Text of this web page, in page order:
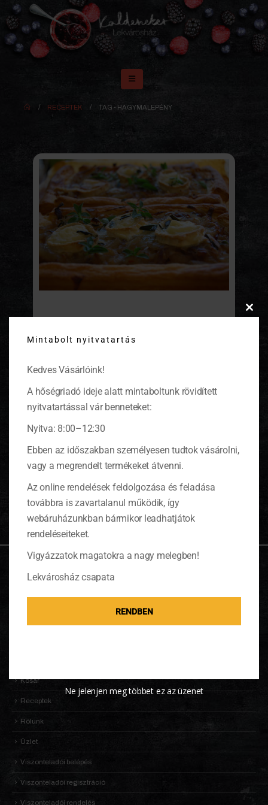
RECEPTEK TAG - HAGYMALEPÉNY
előnyben!
tésztából gyorsan elkészítheted.
KOSÁR
0 ITEMS
Nincsenek termékek a kosárban.
Adatkezelési Tájékoztató
Kosár
Receptek
Rólunk
Üzlet
Viszonteladói belépés
Viszonteladói regisztráció
Viszonteladói rendelés
Mintabolt nyitvatartás
Kedves Vásárlóink!
A hőségriadó ideje alatt mintaboltunk rövidített
nyitvatartással vár benneteket:
Nyitva: 8:00–12:30
Ebben az időszakban személyesen tudtok vásárolni,
vagy a megrendelt termékeket átvenni.
Az online rendelések feldolgozása és feladása
továbbra is zavartalanul működik, így
webáruházunkban bármikor leadhatjátok
rendeléseiteket.
Vigyázzatok magatokra a nagy melegben!
Lekvárosház csapata
RENDBEN
Ne jelenjen meg többet ez az üzenet